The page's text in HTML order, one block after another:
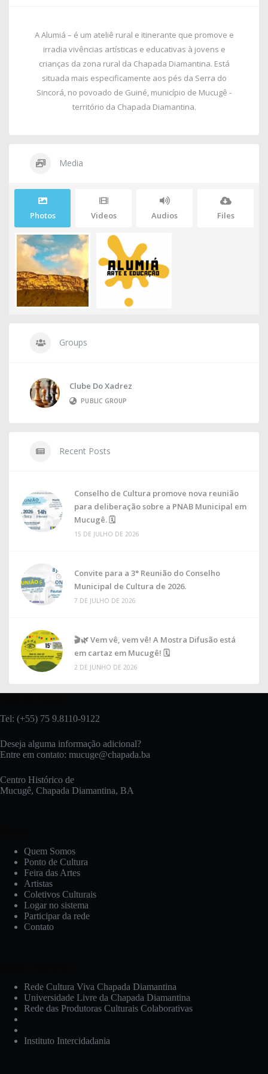
A Alumiá – é um ateliê rural e itinerante que promove e
irradia vivências artísticas e educativas à jovens e
crianças da zona rural da Chapada Diamantina. Está
situada mais especificamente aos pés da Serra do
Sincorá, no povoado de Guiné, município de Mucugê -
território da Chapada Diamantina.
Media
Photos Videos Audios Files
Groups
Clube Do Xadrez
PUBLIC GROUP
Recent Posts
Conselho de Cultura promove nova reunião
para deliberação sobre a PNAB Municipal em
Mucugê. 🗓
15 DE JULHO DE 2026
Convite para a 3° Reunião do Conselho
Municipal de Cultura de 2026.
7 DE JULHO DE 2026
🎬🌿 Vem vê, vem vê! A Mostra Difusão está
em cartaz em Mucugê! 🗓
2 DE JUNHO DE 2026
Tel: (+55) 75 9.8110-9122
Deseja alguma informação adicional?
Entre em contato: mucuge@chapada.ba
Centro Histórico de
Mucugê, Chapada Diamantina, BA
Quem Somos
Ponto de Cultura
Feira das Artes
Artistas
Coletivos Culturais
Logar no sistema
Participar da rede
Contato
Rede Cultura Viva Chapada Diamantina
Universidade Livre da Chapada Diamantina
Rede das Produtoras Culturais Colaborativas
Instituto Intercidadania